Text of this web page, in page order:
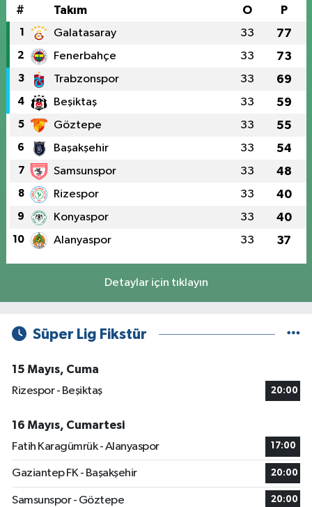
# Takım O P
1 Galatasaray 33 77
2 Fenerbahçe 33 73
3 Trabzonspor 33 69
4 Beşiktaş 33 59
5 Göztepe 33 55
6 Başakşehir 33 54
7 Samsunspor 33 48
8 Rizespor 33 40
9 Konyaspor 33 40
10 Alanyaspor 33 37
Detaylar için tıklayın
Süper Lig Fikstür
15 Mayıs, Cuma
Rizespor - Beşiktaş
20:00
16 Mayıs, Cumartesi
Fatih Karagümrük - Alanyaspor
17:00
Gaziantep FK - Başakşehir 20:00
Samsunspor - Göztepe 20:00